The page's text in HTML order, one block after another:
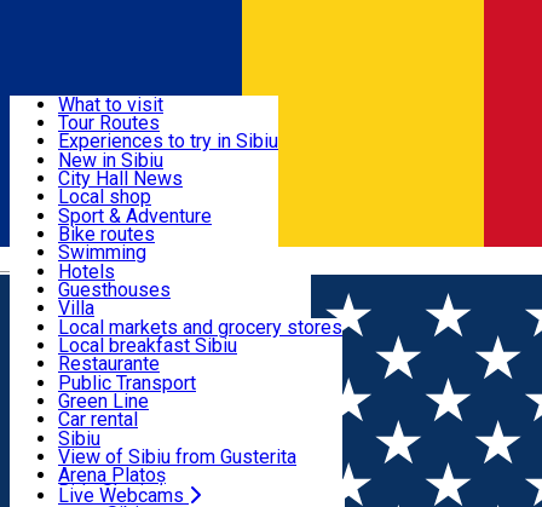
Română
Useful info
Activities & Adventure
Accommodation
Food, Drinks & Nightlife
Transport & Parking
Live Webcams
What to visit
Tour Routes
Experiences to try in Sibiu
Podcast
Culture
Museums
Churches
Parks, Zoo
County of Sibiu
New in Sibiu
City Hall News
Local shop
Sibiu artisans
Sibiul Verde
Public services
Education
How do I get to Sibiu
Tourist Info
Tour Guides
Guided tours
Publicații locale
Beauty salons
Sport & Adventure
Bike routes
Swimming
Riding
Indoor activities
Loc de joacă indoor
Loc de joacă outdoor
Ski
Ice skating
Yoga
Hotels
Guesthouses
Villa
Hostels
Motel
Camping
Renting rooms
Rooms for rent
Accommodation outside Sibiu
Local markets and grocery stores
Local breakfast Sibiu
Restaurante
Pizza
Fast Food
Coffee
Sweets
Pub, Bar
Night clubs
Bakeries
Public Transport
Green Line
Car rental
Rent a bike
Scooter rentals
Taxi
Ride Sharing
Sibiu
View of Sibiu from Gusterita
Arena Platoș
Live Webcams